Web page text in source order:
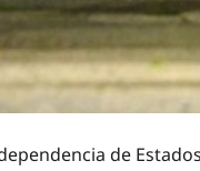
de